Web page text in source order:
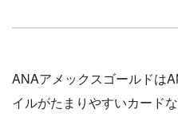
ANAアメックスゴールドは
イルがたまりやすいカード